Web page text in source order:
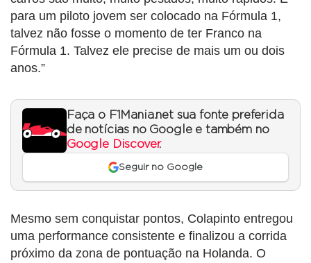
para um piloto jovem ser colocado na Fórmula 1,
talvez não fosse o momento de ter Franco na
Fórmula 1. Talvez ele precise de mais um ou dois
anos.”
Faça o F1Mania.net sua fonte preferida
de notícias no Google e também no
Google Discover.
Seguir no Google
Mesmo sem conquistar pontos, Colapinto entregou
uma performance consistente e finalizou a corrida
próximo da zona de pontuação na Holanda. O